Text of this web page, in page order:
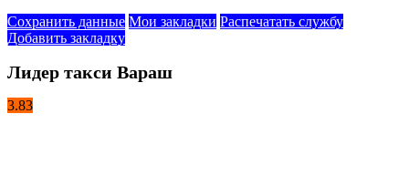
Сохранить данные Мои закладки Распечатать службу
Добавить закладку
Лидер такси Вараш
3.83